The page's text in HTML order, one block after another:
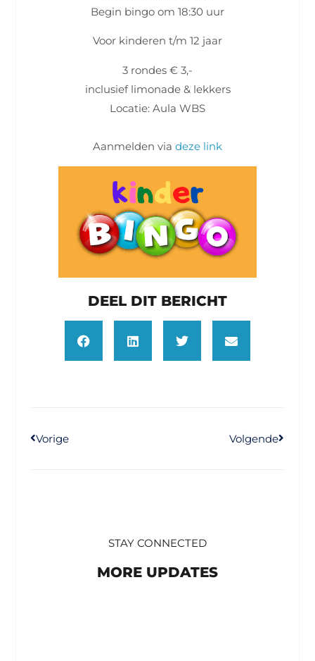
Begin bingo om 18:30 uur
Voor kinderen t/m 12 jaar
3 rondes € 3,-
inclusief limonade & lekkers
Locatie: Aula WBS
Aanmelden via deze link
DEEL DIT BERICHT
Vorige Volgende
STAY CONNECTED
MORE UPDATES